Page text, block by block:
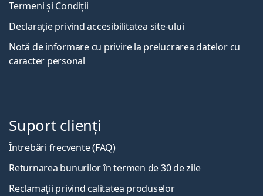
Termeni și Condiții
Declarație privind accesibilitatea site-ului
Notă de informare cu privire la prelucrarea datelor cu
caracter personal
Suport clienți
Întrebări frecvente (FAQ)
Returnarea bunurilor în termen de 30 de zile
Reclamații privind calitatea produselor